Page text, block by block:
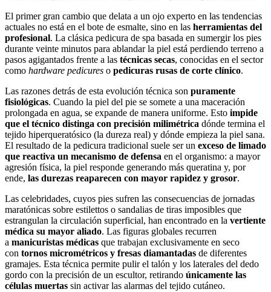
El primer gran cambio que delata a un ojo experto en las tendencias
actuales no está en el bote de esmalte, sino en las herramientas del
profesional. La clásica pedicura de spa basada en sumergir los pies
durante veinte minutos para ablandar la piel está perdiendo terreno a
pasos agigantados frente a las técnicas secas, conocidas en el sector
como hardware pedicures o pedicuras rusas de corte clínico.
Las razones detrás de esta evolución técnica son puramente
fisiológicas. Cuando la piel del pie se somete a una maceración
prolongada en agua, se expande de manera uniforme. Esto impide
que el técnico distinga con precisión milimétrica dónde termina el
tejido hiperqueratósico (la dureza real) y dónde empieza la piel sana.
El resultado de la pedicura tradicional suele ser un exceso de limado
que reactiva un mecanismo de defensa en el organismo: a mayor
agresión física, la piel responde generando más queratina y, por
ende, las durezas reaparecen con mayor rapidez y grosor.
Las celebridades, cuyos pies sufren las consecuencias de jornadas
maratónicas sobre estilettos o sandalias de tiras imposibles que
estrangulan la circulación superficial, han encontrado en la vertiente
médica su mayor aliado. Las figuras globales recurren
a manicuristas médicas que trabajan exclusivamente en seco
con tornos micrométricos y fresas diamantadas de diferentes
gramajes. Esta técnica permite pulir el talón y los laterales del dedo
gordo con la precisión de un escultor, retirando únicamente las
células muertas sin activar las alarmas del tejido cutáneo.